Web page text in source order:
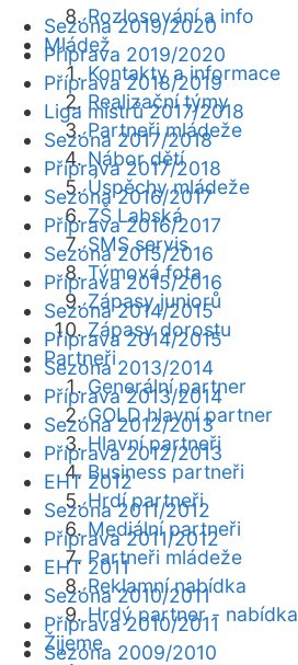
Rozlosování a info
Mládež
Kontakty a informace
Realizační týmy
Partneři mládeže
Nábor dětí
Úspěchy mládeže
ZŠ Labská
SMS servis
Týmová fota
Zápasy juniorů
Zápasy dorostu
Partneři
Generální partner
GOLD hlavní partner
Hlavní partneři
Business partneři
Hrdí partneři
Mediální partneři
Partneři mládeže
Reklamní nabídka
Hrdý partner - nabídka
Žijeme
Sezóna 2019/2020
Příprava 2019/2020
Příprava 2018/2019
Liga mistrů 2017/2018
Sezóna 2017/2018
Příprava 2017/2018
Sezóna 2016/2017
Příprava 2016/2017
Sezóna 2015/2016
Příprava 2015/2016
Sezóna 2014/2015
Příprava 2014/2015
Sezóna 2013/2014
Příprava 2013/2014
Sezóna 2012/2013
Příprava 2012/2013
EHT 2012
Sezóna 2011/2012
Příprava 2011/2012
EHT 2011
Sezóna 2010/2011
Příprava 2010/2011
Sezóna 2009/2010